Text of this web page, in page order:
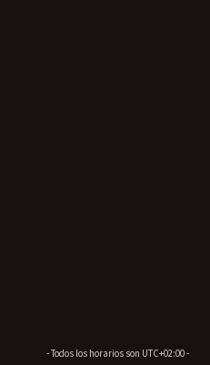
- Todos los horarios son UTC+02:00-